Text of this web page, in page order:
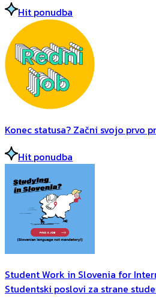
Hit ponudba
Konec statusa? Začni svojo prvo
Hit ponudba
Student Work in Slovenia for
Studentski poslovi za strane